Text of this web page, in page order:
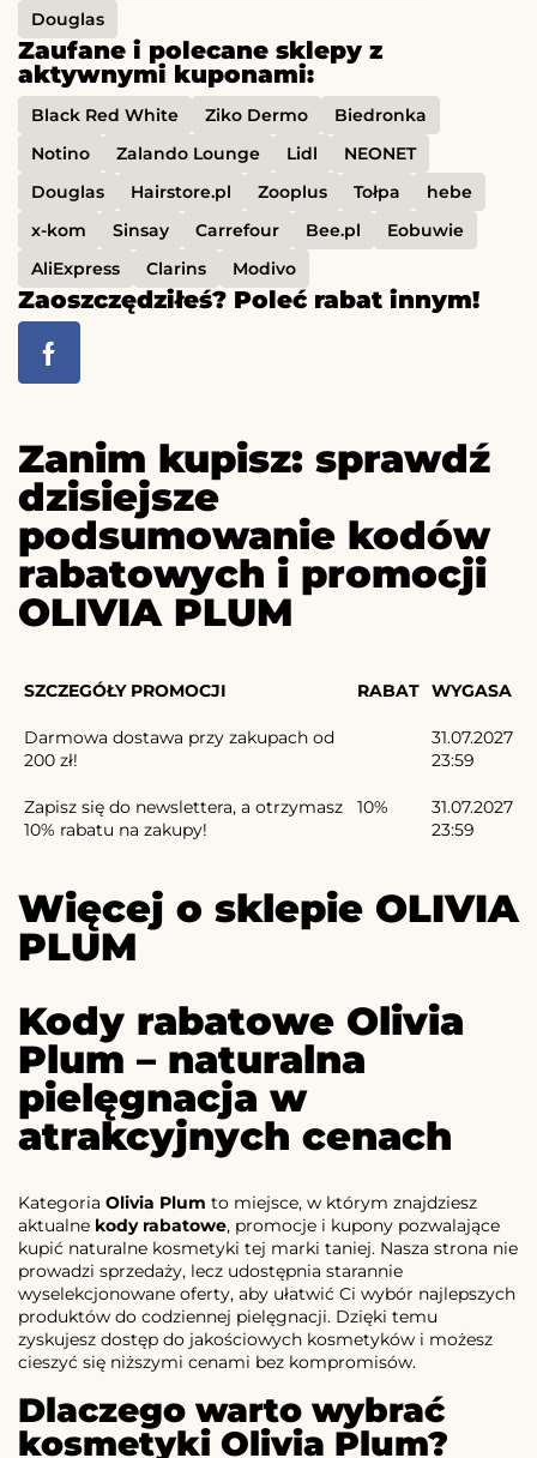
Douglas
Zaufane i polecane sklepy z
aktywnymi kuponami:
Black Red White Ziko Dermo
Biedronka
Notino
Zalando Lounge Lidl
NEONET
Douglas
Hairstore.pl Zooplus Tołpa
hebe
x-kom
Sinsay Carrefour Bee.pl
Eobuwie
AliExpress
Clarins Modivo
Zaoszczędziłeś? Poleć rabat innym!
Zanim kupisz: sprawdź
dzisiejsze
podsumowanie kodów
rabatowych i promocji
OLIVIA PLUM
SZCZEGÓŁY PROMOCJI RABAT WYGASA
Darmowa dostawa przy zakupach od
200 zł!
31.07.2027
23:59
Zapisz się do newslettera, a otrzymasz
10% rabatu na zakupy!
10%
31.07.2027
23:59
Więcej o sklepie OLIVIA
PLUM
Kody rabatowe Olivia
Plum – naturalna
pielęgnacja w
atrakcyjnych cenach
Kategoria Olivia Plum to miejsce, w którym znajdziesz
aktualne kody rabatowe, promocje i kupony pozwalające
kupić naturalne kosmetyki tej marki taniej. Nasza strona nie
prowadzi sprzedaży, lecz udostępnia starannie
wyselekcjonowane oferty, aby ułatwić Ci wybór najlepszych
produktów do codziennej pielęgnacji. Dzięki temu
zyskujesz dostęp do jakościowych kosmetyków i możesz
cieszyć się niższymi cenami bez kompromisów.
Dlaczego warto wybrać
kosmetyki Olivia Plum?